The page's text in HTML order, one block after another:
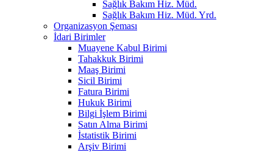
Sağlık Bakım Hiz. Müd.
Sağlık Bakım Hiz. Müd. Yrd.
Organizasyon Şeması
İdari Birimler
Muayene Kabul Birimi
Tahakkuk Birimi
Maaş Birimi
Sicil Birimi
Fatura Birimi
Hukuk Birimi
Bilgi İşlem Birimi
Satın Alma Birimi
İstatistik Birimi
Arşiv Birimi